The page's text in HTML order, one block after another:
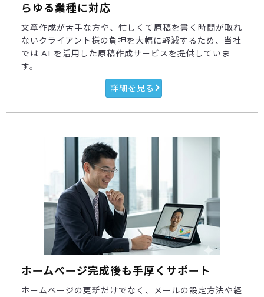
らゆる業種に対応
文章作成が苦手な方や、忙しくて原稿を書く時間が取れ
ないクライアント様の負担を大幅に軽減するため、当社
では AI を活用した原稿作成サービスを提供していま
す。
詳細を見る
ホームページ完成後も手厚くサポート
ホームページの更新だけでなく、メールの設定方法や経